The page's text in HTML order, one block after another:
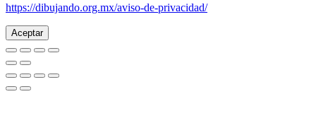
https://dibujando.org.mx/aviso-de-privacidad/
Aceptar